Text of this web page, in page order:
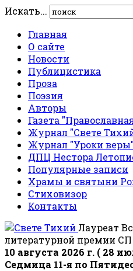
Искать...
Главная
О сайте
Новости
Публицистика
Проза
Поэзия
Авторы
Газета
Журнал "Свете
Журнал "Уроки веры"
ДПЦ Нестора
Популярные записи
Храмы и святыни
Стиховизор
Контакты
Лауреат
литературной премии
10 августа 2026 г. ( 28
Седмица 11-я по